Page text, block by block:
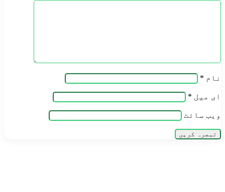
نام *
ای میل *
ویب‌ سائٹ